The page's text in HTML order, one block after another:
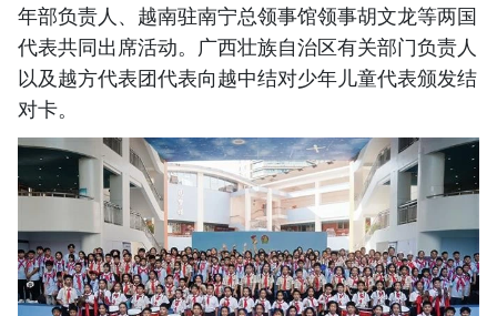
年部负责人、越南驻南宁总领事馆领事胡文龙等两国
代表共同出席活动。广西壮族自治区有关部门负责人
以及越方代表团代表向越中结对少年儿童代表颁发结
对卡。